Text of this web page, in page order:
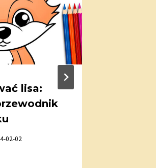
lisa:
02-02